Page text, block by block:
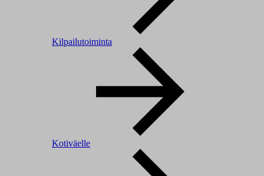
Kilpailutoiminta
Kotiväelle